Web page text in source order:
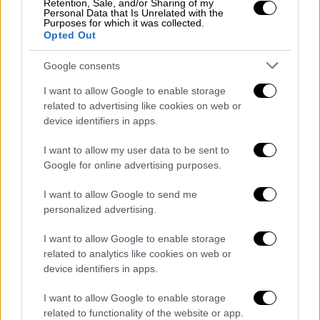
Retention, Sale, and/or Sharing of my
Personal Data that Is Unrelated with the
Purposes for which it was collected.
Opted Out
Google consents
I want to allow Google to enable storage
related to advertising like cookies on web or
device identifiers in apps.
I want to allow my user data to be sent to
Google for online advertising purposes.
I want to allow Google to send me
personalized advertising.
I want to allow Google to enable storage
related to analytics like cookies on web or
device identifiers in apps.
I want to allow Google to enable storage
related to functionality of the website or app.
πολύ, θα πεις το ναι;”.Του είπα, λοιπόν,
αμέσως “θα το κάνω μόνο για σένα”
μείναμε», δήλωσε στην Espresso.
Παρά το γεγονός ότι έχει ήδη συμφωνήσει
να συμμετάσχει στη νέα παραγωγή, ο Πάνος
Μιχαλόπουλος αποκάλυψε πως δεν έχει